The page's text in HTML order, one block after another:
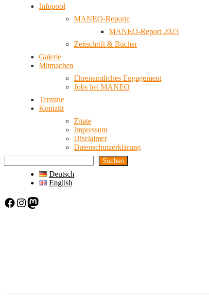
Infopool
MANEO-Reporte
MANEO-Report 2023
Zeitschrift & Bücher
Galerie
Mitmachen
Ehrenamtliches Engagement
Jobs bei MANEO
Termine
Kontakt
Zitate
Impressum
Disclaimer
Datenschutzerklärung
Suchen
Deutsch
English
Facebook Instagram Mastodon